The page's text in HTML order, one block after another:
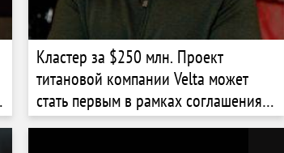
Кластер за $250 млн. Проект
титановой компании Velta может
стать первым в рамках соглашения о
недрах США. Forbes расспросил о